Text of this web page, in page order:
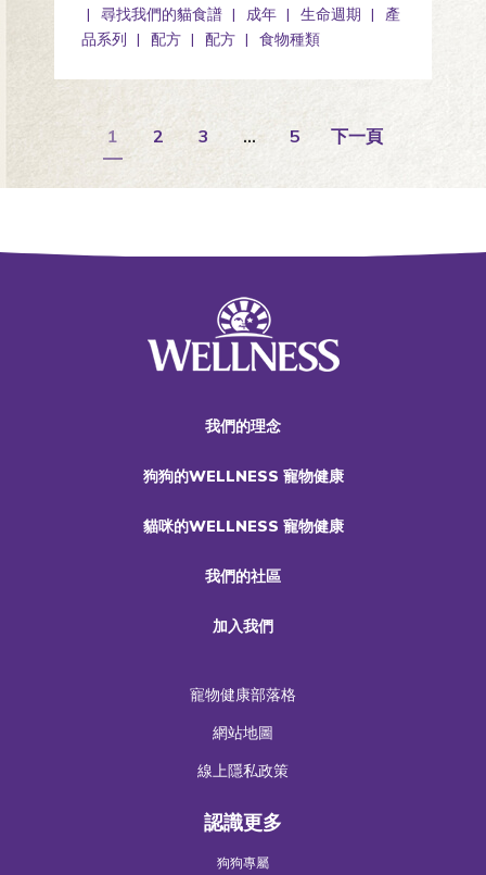
尋找我們的貓食譜
成年 生命週期
產
品系列
配方 配方 食物種類
1 2 3 … 5 下一頁
我們的理念
狗狗的WELLNESS 寵物健康
貓咪的WELLNESS 寵物健康
我們的社區
加入我們
寵物健康部落格
網站地圖
線上隱私政策
認識更多
狗狗專屬